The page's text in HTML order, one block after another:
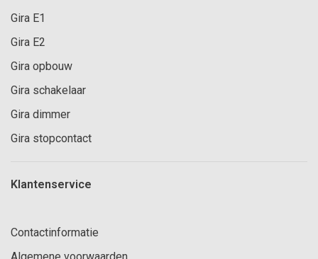
Gira E1
Gira E2
Gira opbouw
Gira schakelaar
Gira dimmer
Gira stopcontact
Klantenservice
Contactinformatie